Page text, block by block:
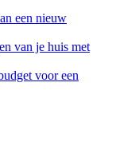
een nieuw
van je huis met
voor een